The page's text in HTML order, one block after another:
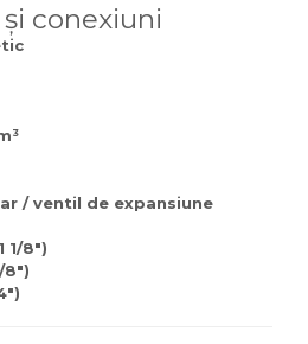
conexiuni
/ ventil de expansiune
1/8")
8")